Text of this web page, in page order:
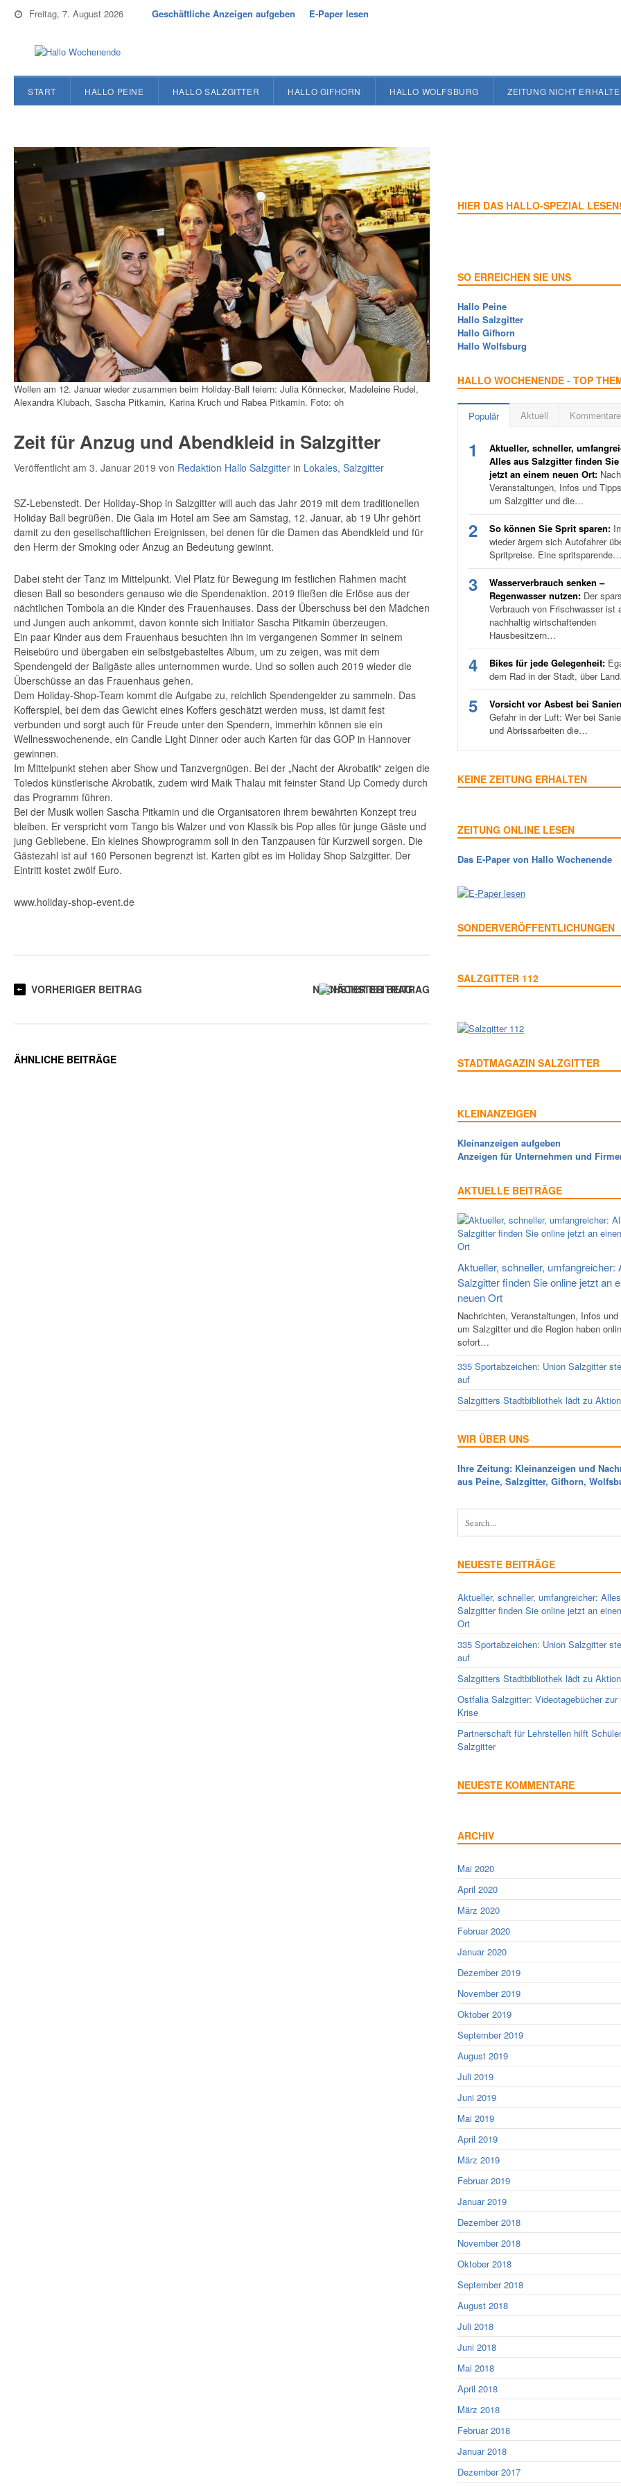
Freitag, 7. August 2026 Geschäftliche Anzeigen aufgeben E-Paper lesen
START HALLO PEINE HALLO SALZGITTER HALLO GIFHORN HALLO WOLFSBURG ZEITUNG NICHT
Wollen am 12. Januar wieder zusammen beim Holiday-Ball feiern: Julia Könnecker, Madeleine Rudel,
Alexandra Klubach, Sascha Pitkamin, Karina Kruch und Rabea Pitkamin. Foto: oh
Zeit für Anzug und Abendkleid in Salzgitter
Veröffentlicht am 3. Januar 2019 von Redaktion Hallo Salzgitter in Lokales, Salzgitter
SZ-Lebenstedt. Der Holiday-Shop in Salzgitter will auch das Jahr 2019 mit dem traditionellen
Holiday Ball begrüßen. Die Gala im Hotel am See am Samstag, 12. Januar, ab 19 Uhr gehört
damit zu den gesellschaftlichen Ereignissen, bei denen für die Damen das Abendkleid und für
den Herrn der Smoking oder Anzug an Bedeutung gewinnt.
Dabei steht der Tanz im Mittelpunkt. Viel Platz für Bewegung im festlichen Rahmen macht
diesen Ball so besonders genauso wie die Spendenaktion. 2019 fließen die Erlöse aus der
nächtlichen Tombola an die Kinder des Frauenhauses. Dass der Überschuss bei den Mädchen
und Jungen auch ankommt, davon konnte sich Initiator Sascha Pitkamin überzeugen.
Ein paar Kinder aus dem Frauenhaus besuchten ihn im vergangenen Sommer in seinem
Reisebüro und übergaben ein selbstgebasteltes Album, um zu zeigen, was mit dem
Spendengeld der Ballgäste alles unternommen wurde. Und so sollen auch 2019 wieder die
Überschüsse an das Frauenhaus gehen.
Dem Holiday-Shop-Team kommt die Aufgabe zu, reichlich Spendengelder zu sammeln. Das
Kofferspiel, bei dem das Gewicht eines Koffers geschätzt werden muss, ist damit fest
verbunden und sorgt auch für Freude unter den Spendern, immerhin können sie ein
Wellnesswochenende, ein Candle Light Dinner oder auch Karten für das GOP in Hannover
gewinnen.
Im Mittelpunkt stehen aber Show und Tanzvergnügen. Bei der „Nacht der Akrobatik“ zeigen die
Toledos künstlerische Akrobatik, zudem wird Maik Thalau mit feinster Stand Up Comedy durch
das Programm führen.
Bei der Musik wollen Sascha Pitkamin und die Organisatoren ihrem bewährten Konzept treu
bleiben. Er verspricht vom Tango bis Walzer und von Klassik bis Pop alles für junge Gäste und
jung Gebliebene. Ein kleines Showprogramm soll in den Tanzpausen für Kurzweil sorgen. Die
Gästezahl ist auf 160 Personen begrenzt ist. Karten gibt es im Holiday Shop Salzgitter. Der
Eintritt kostet zwölf Euro.
www.holiday-shop-event.de
VORHERIGER BEITRAG NÄCHSTER BEITRAG
ÄHNLICHE BEITRÄGE
HIER DAS HALLO-SPEZIAL
SO ERREICHEN SIE UNS
Hallo Peine
Hallo Salzgitter
Hallo Gifhorn
Hallo Wolfsburg
HALLO WOCHENENDE - TOP
Populär Aktuell Kommentare
1
Aktueller, schneller,
Alles aus Salzgitter finden
jetzt an einem neuen Ort:
Veranstaltungen, Infos und
um Salzgitter und die…
2 So können Sie Sprit sparen:
wieder ärgern sich Autofahrer
Spritpreise. Eine spritsparende…
3
Wasserverbrauch senken –
Regenwasser nutzen: Der
Verbrauch von Frischwasser ist
nachhaltig wirtschaftenden
Hausbesitzern…
4 Bikes für jede Gelegenheit:
dem Rad in der Stadt, über
5
Vorsicht vor Asbest bei
Gefahr in der Luft: Wer bei
und Abrissarbeiten die…
KEINE ZEITUNG ERHALTEN
ZEITUNG ONLINE LESEN
Das E-Paper von Hallo Wochenende
SONDERVERÖFFENTLICHUNGEN
SALZGITTER 112
STADTMAGAZIN SALZGITTER
KLEINANZEIGEN
Kleinanzeigen aufgeben
Anzeigen für Unternehmen und
AKTUELLE BEITRÄGE
Aktueller, schneller, umfangreicher:
Salzgitter finden Sie online jetzt an
neuen Ort
Nachrichten, Veranstaltungen, Infos
um Salzgitter und die Region haben
sofort…
335 Sportabzeichen: Union Salzgitter
auf
Salzgitters Stadtbibliothek lädt zu
WIR ÜBER UNS
Ihre Zeitung: Kleinanzeigen und
aus Peine, Salzgitter, Gifhorn,
NEUESTE BEITRÄGE
Aktueller, schneller, umfangreicher:
Salzgitter finden Sie online jetzt an
Ort
335 Sportabzeichen: Union Salzgitter
auf
Salzgitters Stadtbibliothek lädt zu
Ostfalia Salzgitter: Videotagebücher zur
Krise
Partnerschaft für Lehrstellen hilft
Salzgitter
NEUESTE KOMMENTARE
ARCHIV
Mai 2020
April 2020
März 2020
Februar 2020
Januar 2020
Dezember 2019
November 2019
Oktober 2019
September 2019
August 2019
Juli 2019
Juni 2019
Mai 2019
April 2019
März 2019
Februar 2019
Januar 2019
Dezember 2018
November 2018
Oktober 2018
September 2018
August 2018
Juli 2018
Juni 2018
Mai 2018
April 2018
März 2018
Februar 2018
Januar 2018
Dezember 2017